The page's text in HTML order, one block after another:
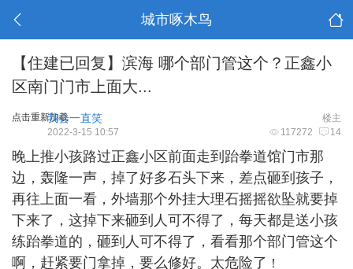
城市啄木鸟
【住建已回复】滨海 哪个部门管这个？正鑫小
区南门门市上面大...
点击重新加载 楼主
我会一直笑
117272 14
2022-3-15 10:57
晚上推小孩路过正鑫小区前面走到跆拳道馆门市那
边，轰隆一声，掉了好多石头下来，差点砸到孩子，
再往上面一看，外墙那个外挂大理石摇摇欲坠就要掉
下来了，这掉下来砸到人可不得了，每天都是送小孩
练跆拳道的，砸到人可不得了，看看那个部门管这个
啊，赶紧要门拿掉，要么修好。太危险了 ！